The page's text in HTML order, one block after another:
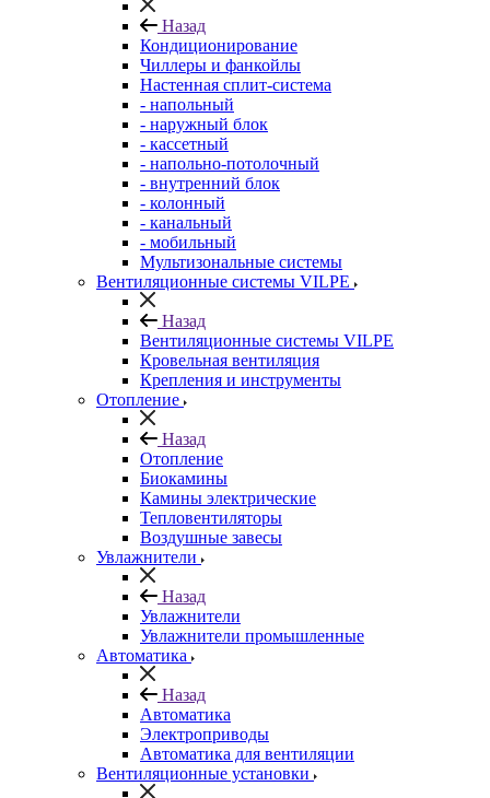
Назад
Кондиционирование
Чиллеры и фанкойлы
Настенная сплит-система
- напольный
- наружный блок
- кассетный
- напольно-потолочный
- внутренний блок
- колонный
- канальный
- мобильный
Мультизональные системы
Вентиляционные системы VILPE
Назад
Вентиляционные системы VILPE
Кровельная вентиляция
Крепления и инструменты
Отопление
Назад
Отопление
Биокамины
Камины электрические
Тепловентиляторы
Воздушные завесы
Увлажнители
Назад
Увлажнители
Увлажнители промышленные
Автоматика
Назад
Автоматика
Электроприводы
Автоматика для вентиляции
Вентиляционные установки